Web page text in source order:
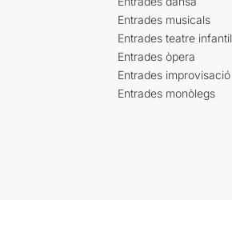
Entrades musicals
Entrades teatre infantil
Entrades òpera
Entrades improvisació
Entrades monòlegs